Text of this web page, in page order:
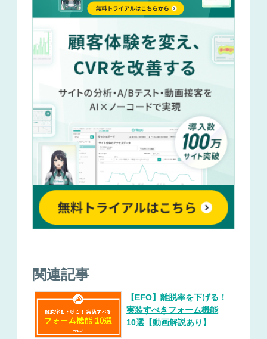
関連記事
【EFO】離脱率を下げる！
実装すべきフォーム機能
10選【動画解説あり】